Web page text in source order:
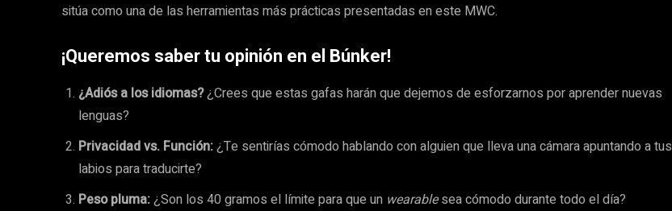
sitúa como una de las herramientas más prácticas presentadas en este MWC.
¡Queremos saber tu opinión en el Búnker!
¿Adiós a los idiomas?¿Crees que estas gafas harán que dejemos de esforzarnos por aprender nuevas
lenguas?
Privacidad vs. Función:¿Te sentirías cómodo hablando con alguien que lleva una cámara apuntando a tus
labios para traducirte?
Peso pluma:¿Son los 40 gramos el límite para que un wearablesea cómodo durante todo el día?